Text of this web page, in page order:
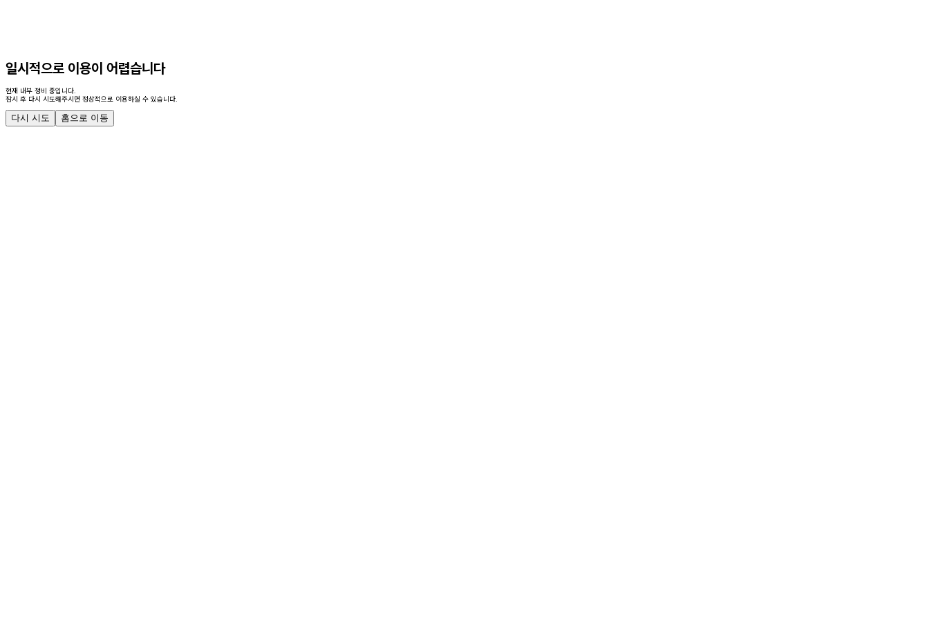
일시적으로 이용이 어렵습니다
현재 내부 정비 중입니다.
잠시 후 다시 시도해주시면 정상적으로 이용하실 수 있습니다.
다시 시도 홈으로 이동